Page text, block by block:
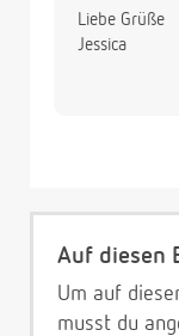
Liebe Grüße
Jessica
Auf diesen
Um auf
musst du